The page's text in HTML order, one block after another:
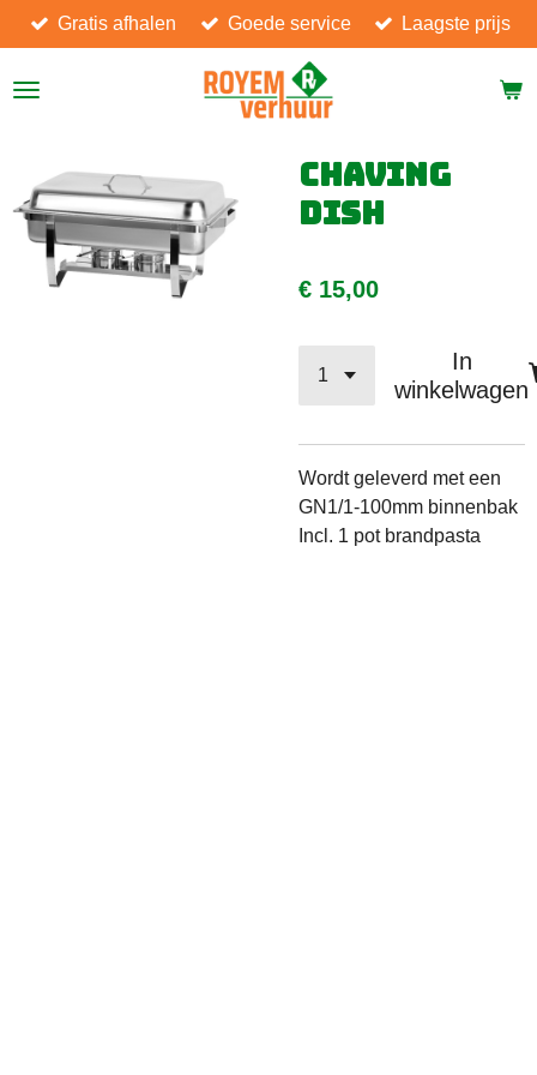
Ga
direct
naar
Gratis afhalen Goede service Laagste prijs
Chaving
dish
€ 15,00
In
winkelwagen
Wordt geleverd met een
GN1/1-100mm binnenbak
Incl. 1 pot brandpasta